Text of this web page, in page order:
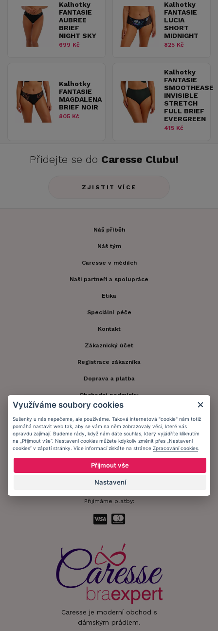
Kalhotky
FANTASIE
AUBREE
BRIEF
NIGHT SKY
699 Kč
Kalhotky
FANTASIE
LUCIA
SHORT
MIDNIGHT
825 Kč
Kalhotky
FANTASIE
MAGDALENA
BRIEF NOIR
805 Kč
Kalhotky
FANTASIE
SMOOTHEASE
INVISIBLE
STRETCH
FULL BRIEF
EVERGREEN
415 Kč
Přidejte se do Caresse Clubu!
ZJISTIT VÍCE
Caresse je moderní obchod s
dámským prádlem.
Náš příběh
Náš tým
Caresse v médiích
Naši partneři a spolupráce
Etika
Speciální péče
Kontakt
Zákaznický účet
Registrace zákazníka
Doprava a platba
Obchodní podmínky
Ochrana osobních údajů
Informační memorandum
Zůstaňte s námi v kontaktu.
Přijímáme platby:
Využíváme soubory cookies
Sušenky u nás nepečeme, ale používáme. Taková internetová "cookie" nám totiž
pomáhá nastavit web tak, aby se vám na něm zobrazovaly věci, které vás
opravdu zajímají. Budeme rády, když nám dáte souhlas, který vyjádříte kliknutím
na „Přijmout vše“. Nastavení cookies můžete kdykoliv změnit přes „Nastavení
cookies“ v zápatí stránky. Více informací získáte na stránce Zpracování cookies
Přijmout vše
Nastavení